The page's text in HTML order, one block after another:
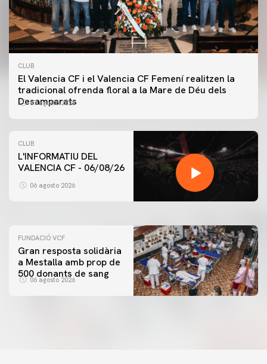
CLUB
El Valencia CF i el Valencia CF Femení realitzen la
tradicional ofrenda floral a la Mare de Déu dels
Desamparats
07 agosto 2026
CLUB
L'INFORMATIU DEL
VALENCIA CF - 06/08/26
06 agosto 2026
PRIMER EQUIP
ENTRENAMENT DEL VALENCIA CF 6/8/2026
FUNDACIÓ VCF
Gran resposta solidària
a Mestalla amb prop de
500 donants de sang
06 agosto 2026